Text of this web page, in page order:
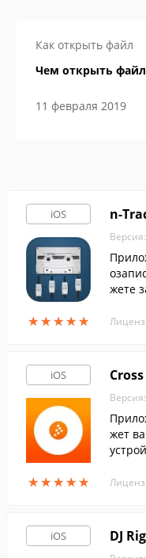
Как открыть файл
Чем открыть файл
11 февраля 2019
iOS
★★★★★
★★★★★
n-
жете
ывать
iOS
★★★★★
★★★★★
жет
iOS DJ